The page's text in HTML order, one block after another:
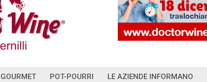
GOURMET POT-POURRI LE AZIENDE INFORMANO